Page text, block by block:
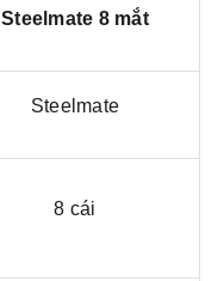
Steelmate 8 mắt
Steelmate
8 cái